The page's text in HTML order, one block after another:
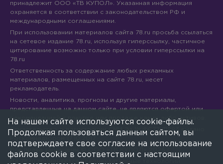
принадлежит ООО «ТВ КУПОЛ». Указанная информация
охраняется в соответствии с законодательством РФ и
международными соглашениями.
При использовании материалов сайта 78.ru просьба ссылаться
на сетевое издание 78.ru, используя гиперссылку, частичное
цитирование возможно только при условии гиперссылки на
78.ru
Ответственность за содержание любых рекламных
материалов, размещенных на сайте 78.ru, несет
рекламодатель.
Новости, аналитика, прогнозы и другие материалы,
представленные на данном сайте, не являются офертой или
рекомендацией к покупке или продаже каких-либо активов.
Свидетельство о регистрации СМИ Эл № ФС77-71293 выдано
Все права защищены © ООО «ТВ КУПОЛ»
На 78.ru применяются рекомендательные технологии
На нашем сайте используются cookie-файлы.
Продолжая пользоваться данным сайтом, вы
подтверждаете свое согласие на использование
файлов cookie в соответствии с настоящим